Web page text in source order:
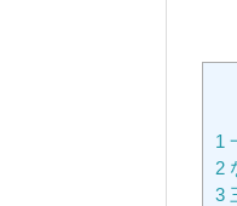
1
2
3